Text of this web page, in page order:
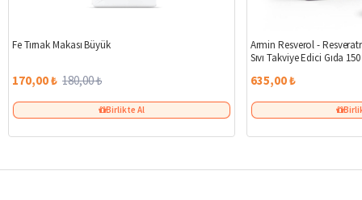
Fe Tırnak Makası Büyük
170,00 ₺ 180,00 ₺
Birlikte Al
Armin Resverol -
Sıvı Takviye Edici Gıda
635,00 ₺